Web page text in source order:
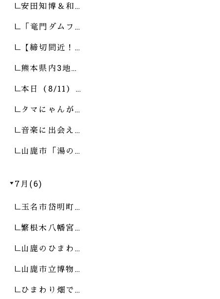
安田知博＆和…
「竜門ダムフ…
【締切間近！…
熊本県内3地…
本日（8/11）…
タマにゃんが…
音楽に出会え…
山鹿市「湯の…
7月(6)
玉名市岱明町…
繁根木八幡宮…
山鹿のひまわ…
山鹿市立博物…
ひまわり畑で…